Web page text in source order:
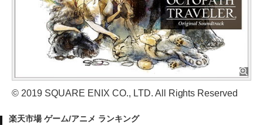
© 2019 SQUARE ENIX CO., LTD. All Rights Reserved
楽天市場 ゲーム/アニメ ランキング